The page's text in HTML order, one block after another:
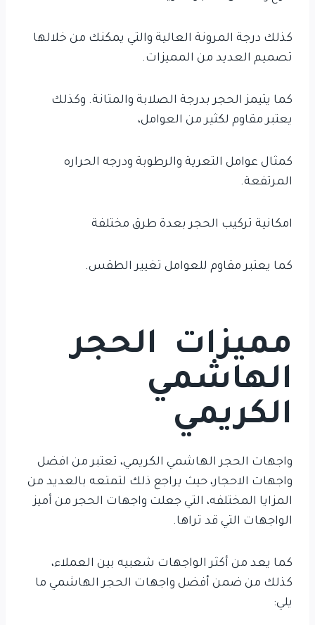
كذلك درجة المرونة العالية والتي يمكنك من خلالها
تصميم العديد من المميزات.
كما يتيمز الحجر بدرجة الصلابة والمتانة. وكذلك
يعتبر مقاوم لكثير من العوامل،
كمثال عوامل التعرية والرطوبة ودرجه الحراره
المرتفعة.
امكانية تركيب الحجر بعدة طرق مختلفة
كما يعتبر مقاوم للعوامل تغيير الطقس.
مميزات الحجر
الهاشمي
الكريمي
واجهات الحجر الهاشمي الكريمي، تعتبر من افضل
واجهات الاحجار، حيث يراجع ذلك لتمتعه بالعديد من
المزايا المختلفه، التي جعلت واجهات الحجر من أميز
الواجهات التي قد تراها.
كما يعد من أكثر الواجهات شعبيه بين العملاء،
كذلك من ضمن أفضل واجهات الحجر الهاشمي ما
يلي: